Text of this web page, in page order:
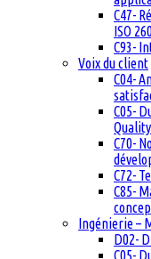
C47-
ISO
C93-
Voix du client
C04-
C05-
C70-
C72-
C85-
Ingénierie –
D02-
C05-